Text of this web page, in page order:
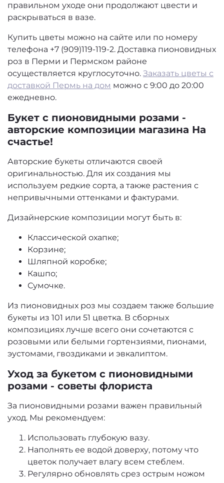
правильном уходе они продолжают цвести и
раскрываться в вазе.
Купить цветы можно на сайте или по номеру
телефона +7 (909)119-119-2. Доставка пионовидных
роз в Перми и Пермском районе
осуществляется круглосуточно. Заказать цветы с
доставкой Пермь на дом можно с 9:00 до 20:00
ежедневно.
Букет с пионовидными розами -
авторские композиции магазина На
счастье!
Авторские букеты отличаются своей
оригинальностью. Для их создания мы
используем редкие сорта, а также растения с
непривычными оттенками и фактурами.
Дизайнерские композиции могут быть в:
Классической охапке;
Корзине;
Шляпной коробке;
Кашпо;
Сумочке.
Из пионовидных роз мы создаем также большие
букеты из 101 или 51 цветка. В сборных
композициях лучше всего они сочетаются с
розовыми или белыми гортензиями, пионами,
эустомами, гвоздиками и эвкалиптом.
Уход за букетом с пионовидными
розами - советы флориста
За пионовидными розами важен правильный
уход. Мы рекомендуем:
Использовать глубокую вазу.
Наполнять ее водой доверху, потому что
цветок получает влагу всем стеблем.
Регулярно обновлять срез острым ножом